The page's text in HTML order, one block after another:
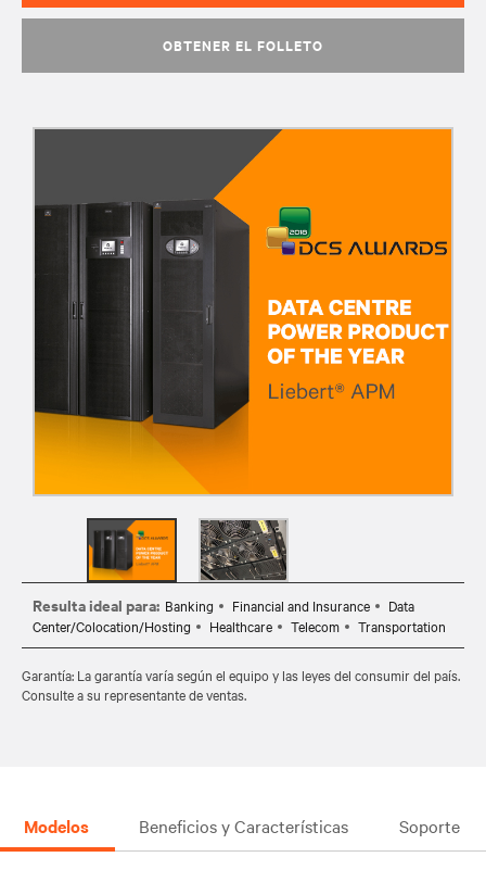
OBTENER EL FOLLETO
Resulta ideal para: Banking Financial and Insurance
Data
Center/Colocation/Hosting
Healthcare Telecom Transportation
Garantía: La garantía varía según el equipo y las leyes del consumir del país.
Consulte a su representante de ventas.
Modelos Beneficios y Características Soporte